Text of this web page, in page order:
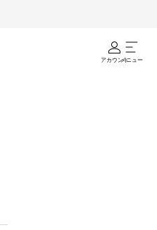
アカウントメニュー